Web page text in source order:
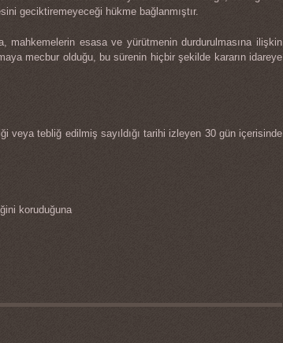
geciktiremeyeceği hükme bağlanmıştır.
mahkemelerin esasa ve yürütmenin durdurulmasına ilişkin
mecbur olduğu, bu sürenin hiçbir şekilde kararın idareye
veya tebliğ edilmiş sayıldığı tarihi izleyen 30 gün içerisinde
koruduğuna